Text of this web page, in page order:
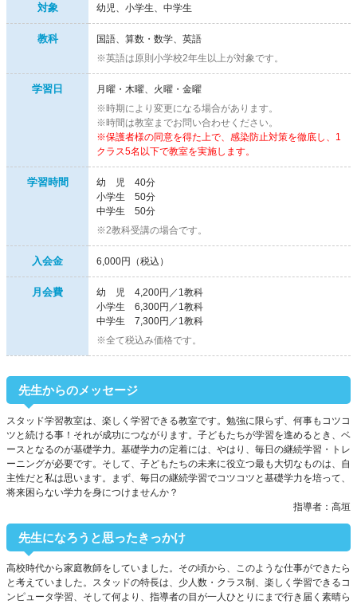
対象 幼児 小学生 中学生
教科
国語、算数・数学、英語
※英語は原則小学校2年生以上が対象です。
学習日
月曜・木曜、火曜・金曜
※時期により変更になる場合があります。
※時間は教室までお問い合わせください。
※保護者様の同意を得た上で、感染防止対策を徹底し、1
クラス5名以下で教室を実施します。
学習時間
幼 児 40分
小学生 50分
中学生 50分
※2教科受講の場合です。
入会金 6,000円（税込）
月会費
幼 児 4,200円／1教科
小学生 6,300円／1教科
中学生 7,300円／1教科
※全て税込み価格です。
先生からのメッセージ
スタッド学習教室は、楽しく学習できる教室です。勉強に限らず、何事もコツコ
ツと続ける事！それが成功につながります。子どもたちが学習を進めるとき、ベ
ースとなるのが基礎学力。基礎学力の定着には、やはり、毎日の継続学習・トレ
ーニングが必要です。そして、子どもたちの未来に役立つ最も大切なものは、自
主性だと私は思います。まず、毎日の継続学習でコツコツと基礎学力を培って、
将来困らない学力を身につけませんか？
指導者：高垣
先生になろうと思ったきっかけ
高校時代から家庭教師をしていました。その頃から、このような仕事ができたら
と考えていました。スタッドの特長は、少人数・クラス制、楽しく学習できるコ
ンピュータ学習、そして何より、指導者の目が一人ひとりにまで行き届く素晴ら